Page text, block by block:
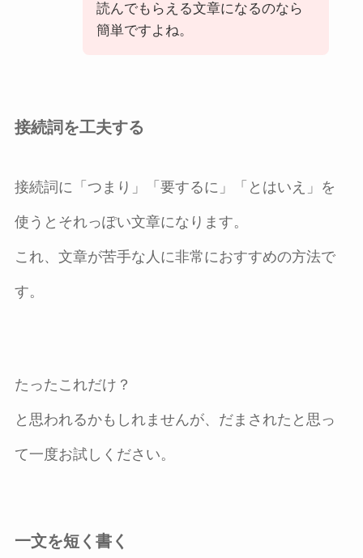
読んでもらえる文章になるのなら
簡単ですよね。
接続詞を工夫する
接続詞に「つまり」「要するに」「とはいえ」を
使うとそれっぽい文章になります。
これ、文章が苦手な人に非常におすすめの方法で
す。
たったこれだけ？
と思われるかもしれませんが、だまされたと思っ
て一度お試しください。
一文を短く書く